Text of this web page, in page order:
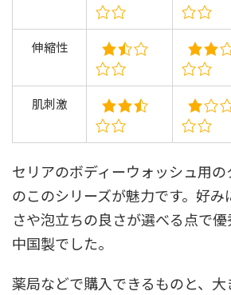
伸縮性
肌刺激
セリアのボディーウォッシュ用
のこのシリーズが魅力です。好
さや泡立ちの良さが選べる点で
中国製でした。
薬局などで購入できるものと、